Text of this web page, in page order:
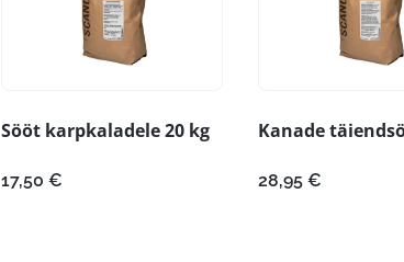
Sööt karpkaladele 20 kg
17,50 €
Kanade
28,95 €